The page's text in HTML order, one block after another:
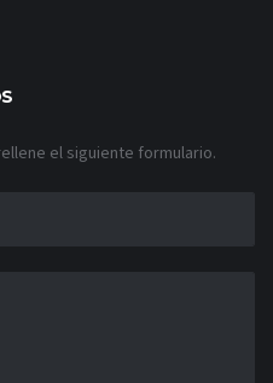
el siguiente formulario.